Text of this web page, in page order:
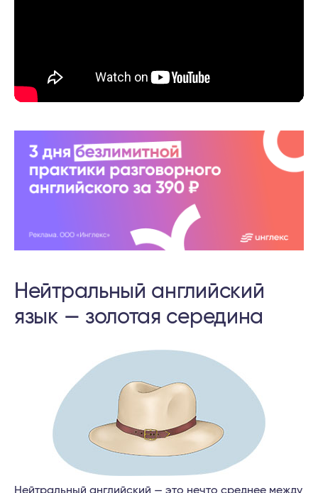
Нейтральный английский
язык — золотая середина
Нейтральный английский — это нечто среднее между